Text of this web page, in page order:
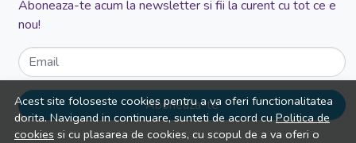
Acest site foloseste cookies pentru a va oferi functionalitatea
dorita. Navigand in continuare, sunteti de acord cuPolitica de
cookies si cu plasarea de cookies, cu scopul de a va oferi o
Aboneaza-te acum la newsletter si fii la curent cu tot ce e
nou!
Email
Aboneaza-te